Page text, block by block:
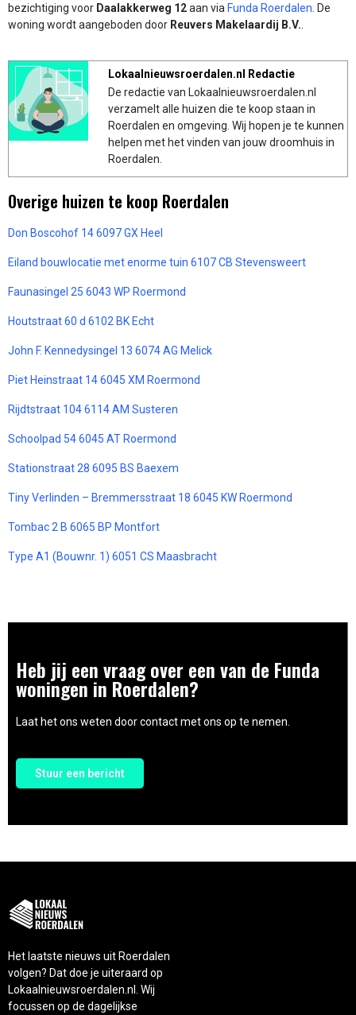
bezichtiging voor Daalakkerweg 12aan via Funda Roerdalen . De
woning wordt aangeboden door Reuvers Makelaardij B.V.
Lokaalnieuwsroerdalen.nl Redactie
De redactie van Lokaalnieuwsroerdalen.nl
verzamelt alle huizen die te koop staan in
Roerdalen en omgeving. Wij hopen je te kunnen
helpen met het vinden van jouw droomhuis in
Roerdalen.
Overige huizen te koop Roerdalen
Don Boscohof 14 6097 GX Heel
Eiland bouwlocatie met enorme tuin 6107 CB Stevensweert
Faunasingel 25 6043 WP Roermond
Houtstraat 60 d 6102 BK Echt
John F. Kennedysingel 13 6074 AG Melick
Piet Heinstraat 14 6045 XM Roermond
Rijdtstraat 104 6114 AM Susteren
Schoolpad 54 6045 AT Roermond
Stationstraat 28 6095 BS Baexem
Tiny Verlinden – Bremmersstraat 18 6045 KW Roermond
Tombac 2 B 6065 BP Montfort
Type A1 (Bouwnr. 1) 6051 CS Maasbracht
Heb jij een vraag over een van de Funda
woningen in Roerdalen?
Laat het ons weten door contact met ons op te nemen.
Stuur een bericht
Het laatste nieuws uit Roerdalen
volgen? Dat doe je uiteraard op
Lokaalnieuwsroerdalen.nl. Wij
focussen op de dagelijkse